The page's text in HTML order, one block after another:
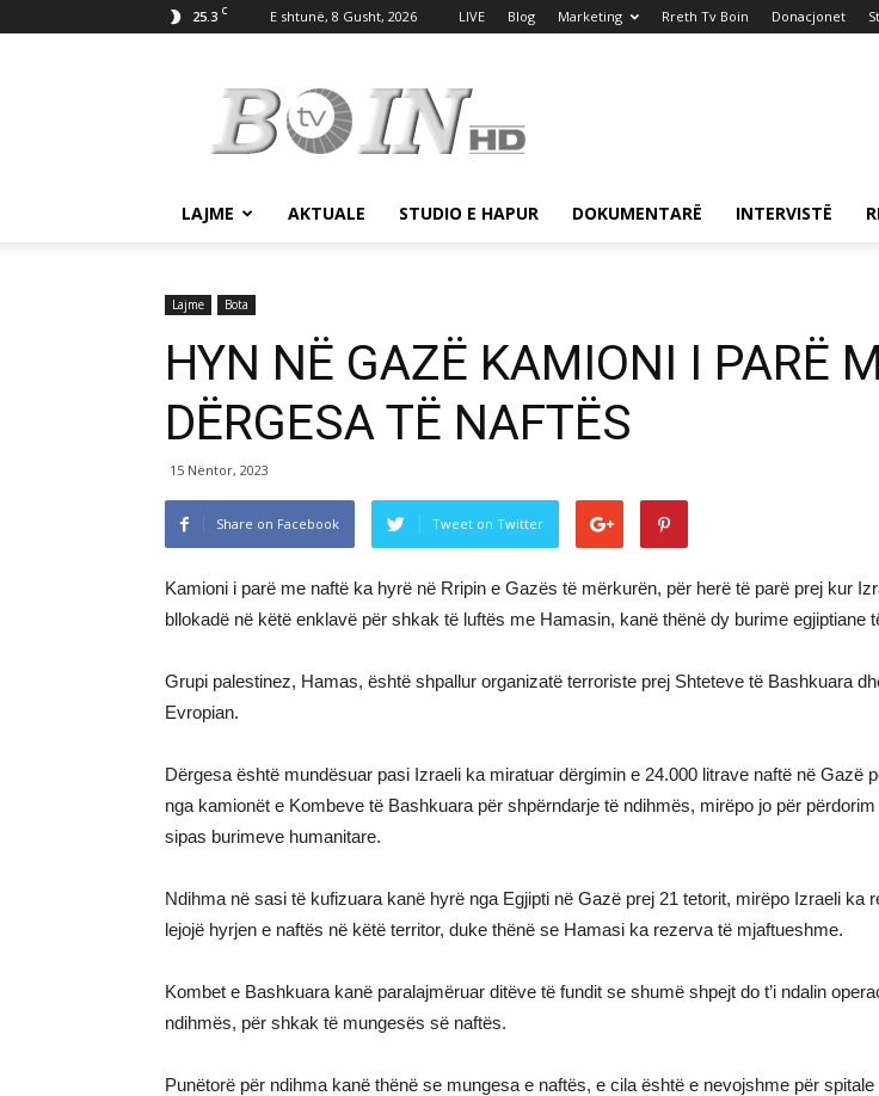
25.3 C E shtunë, 8 Gusht, 2026 LIVE Blog Marketing Rreth Tv Boin Donacjonet
Boin
LAJME AKTUALE STUDIO E HAPUR DOKUMENTARË INTERVISTË
Lajme Bota
HYN NË GAZË KAMIONI I PARË
DËRGESA TË NAFTËS
15 Nëntor, 2023
Share on Facebook Tweet on Twitter
Kamioni i parë me naftë ka hyrë në Rripin e Gazës të mërkurën, për herë të parë prej kur
bllokadë në këtë enklavë për shkak të luftës me Hamasin, kanë thënë dy burime egjiptiane
Grupi palestinez, Hamas, është shpallur organizatë terroriste prej Shteteve të Bashkuara
Evropian.
Dërgesa është mundësuar pasi Izraeli ka miratuar dërgimin e 24.000 litrave naftë në Gazë
nga kamionët e Kombeve të Bashkuara për shpërndarje të ndihmës, mirëpo jo për përdorim
sipas burimeve humanitare.
Ndihma në sasi të kufizuara kanë hyrë nga Egjipti në Gazë prej 21 tetorit, mirëpo Izraeli ka
lejojë hyrjen e naftës në këtë territor, duke thënë se Hamasi ka rezerva të mjaftueshme.
Kombet e Bashkuara kanë paralajmëruar ditëve të fundit se shumë shpejt do t’i ndalin
ndihmës, për shkak të mungesës së naftës.
Punëtorë për ndihma kanë thënë se mungesa e naftës, e cila është e nevojshme për spitale